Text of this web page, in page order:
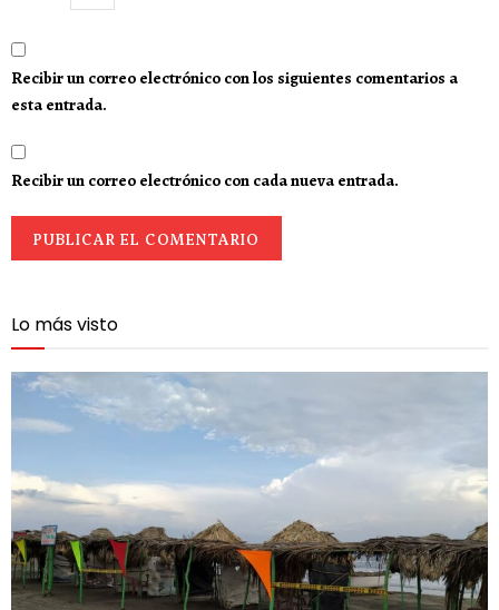
Recibir un correo electrónico con los siguientes comentarios a
esta entrada.
Recibir un correo electrónico con cada nueva entrada.
Lo más visto